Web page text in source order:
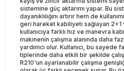
sistemine güç aktarımı yapar. Bu
dayanıklılığını artırır hem de
geri hareket kabiliyeti sağlayan 2+1
kullanıcıya farklı hız ve manevra
makinenin çalışma alanında daha
yardımcı olur. Kullanıcı, bu sayede
tiplerinde daha etkili bir şekilde
R210'un ayarlanabilir çalışma